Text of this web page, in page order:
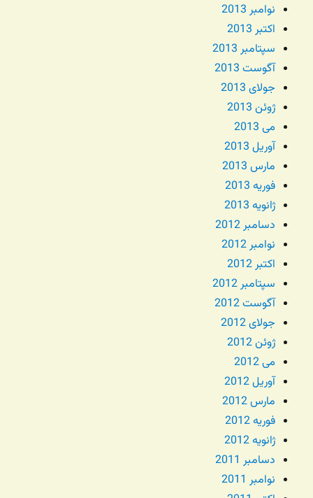
نوامبر 2013
اکتبر 2013
سپتامبر 2013
آگوست 2013
جولای 2013
ژوئن 2013
می 2013
آوریل 2013
مارس 2013
فوریه 2013
ژانویه 2013
دسامبر 2012
نوامبر 2012
اکتبر 2012
سپتامبر 2012
آگوست 2012
جولای 2012
ژوئن 2012
می 2012
آوریل 2012
مارس 2012
فوریه 2012
ژانویه 2012
دسامبر 2011
نوامبر 2011